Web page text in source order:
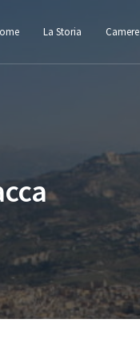
La Storia Camere